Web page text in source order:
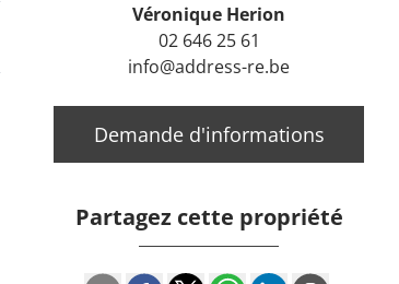
Véronique Herion
02 646 25 61
info@address-re.be
Demande d'informations
Partagez cette propriété